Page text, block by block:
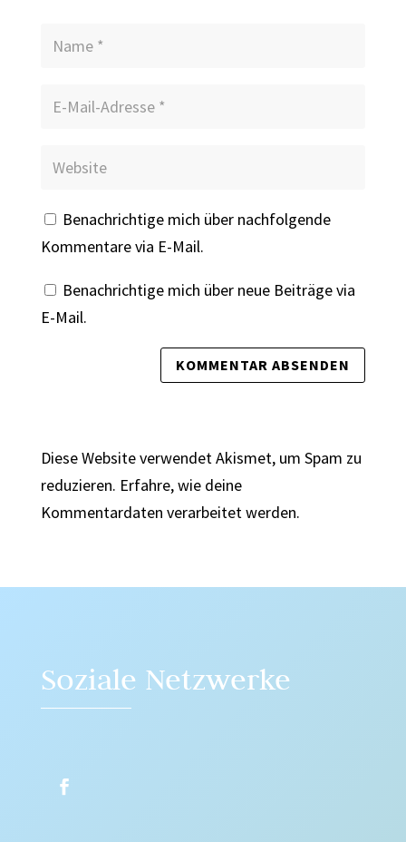
Benachrichtige mich über nachfolgende
Kommentare via E-Mail.
Benachrichtige mich über neue Beiträge via
E-Mail.
Diese Website verwendet Akismet, um Spam zu
reduzieren. Erfahre, wie deine
Kommentardaten verarbeitet werden.
Soziale Netzwerke